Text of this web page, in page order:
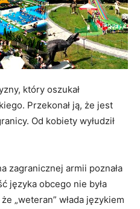
który oszukał
Przekonał ją, że jest
Od kobiety wyłudził
zagranicznej armii poznała
języka obcego nie była
„weteran” włada językiem